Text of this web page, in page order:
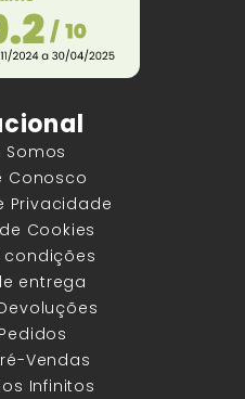
Somos
Conosco
Privacidade
Cookies
condições
entrega
Vendas
Infinitos